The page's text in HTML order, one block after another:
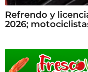
Refrendo y
2026;